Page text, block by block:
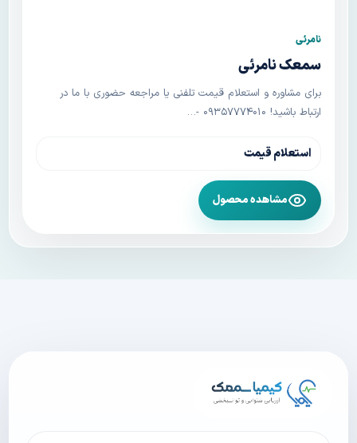
نامرئی
سمعک نامرئی
برای مشاوره و استعلام قیمت تلفنی یا مراجعه حضوری با ما در
ارتباط باشید! ۰۹۳۵۷۷۷۴۰۱۰ -…
استعلام قیمت
مشاهده محصول